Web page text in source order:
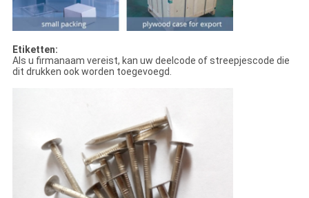
Etiketten:
Als u firmanaam vereist, kan uw deelcode of streepjescode die
dit drukken ook worden toegevoegd.